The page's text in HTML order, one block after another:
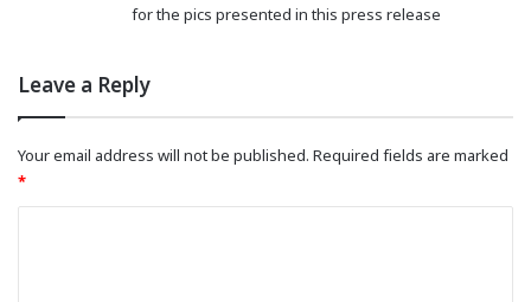
for the pics presented in this press release
Leave a Reply
Your email address will not be published. Required fields are marked
*